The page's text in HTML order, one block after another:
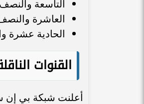
التاسعة
العاشرة
الحادية عشرة
القنوات